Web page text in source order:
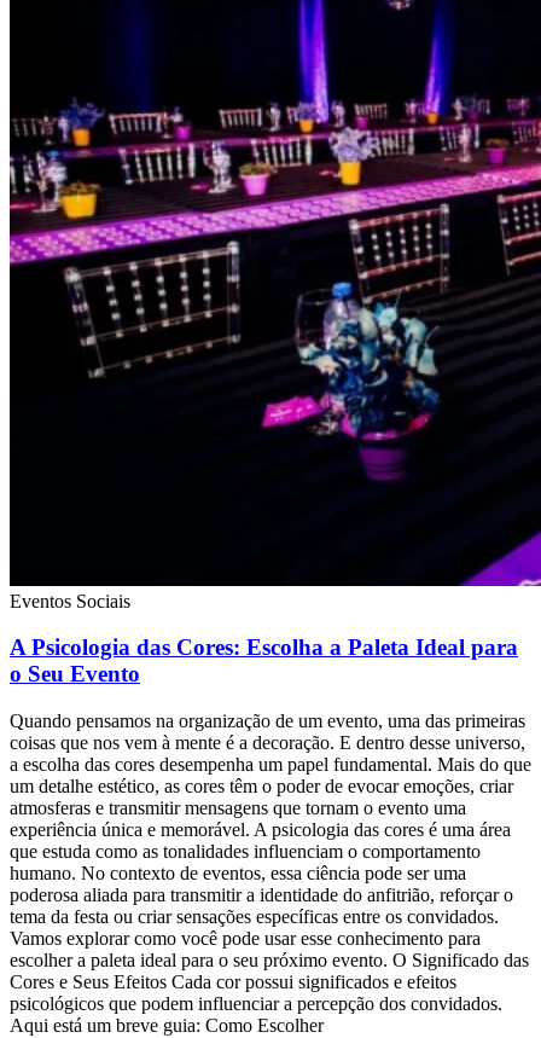
Eventos Sociais
A Psicologia das Cores: Escolha a Paleta Ideal para
o Seu Evento
Quando pensamos na organização de um evento, uma das primeiras
coisas que nos vem à mente é a decoração. E dentro desse universo,
a escolha das cores desempenha um papel fundamental. Mais do que
um detalhe estético, as cores têm o poder de evocar emoções, criar
atmosferas e transmitir mensagens que tornam o evento uma
experiência única e memorável. A psicologia das cores é uma área
que estuda como as tonalidades influenciam o comportamento
humano. No contexto de eventos, essa ciência pode ser uma
poderosa aliada para transmitir a identidade do anfitrião, reforçar o
tema da festa ou criar sensações específicas entre os convidados.
Vamos explorar como você pode usar esse conhecimento para
escolher a paleta ideal para o seu próximo evento. O Significado das
Cores e Seus Efeitos Cada cor possui significados e efeitos
psicológicos que podem influenciar a percepção dos convidados.
Aqui está um breve guia: Como Escolher